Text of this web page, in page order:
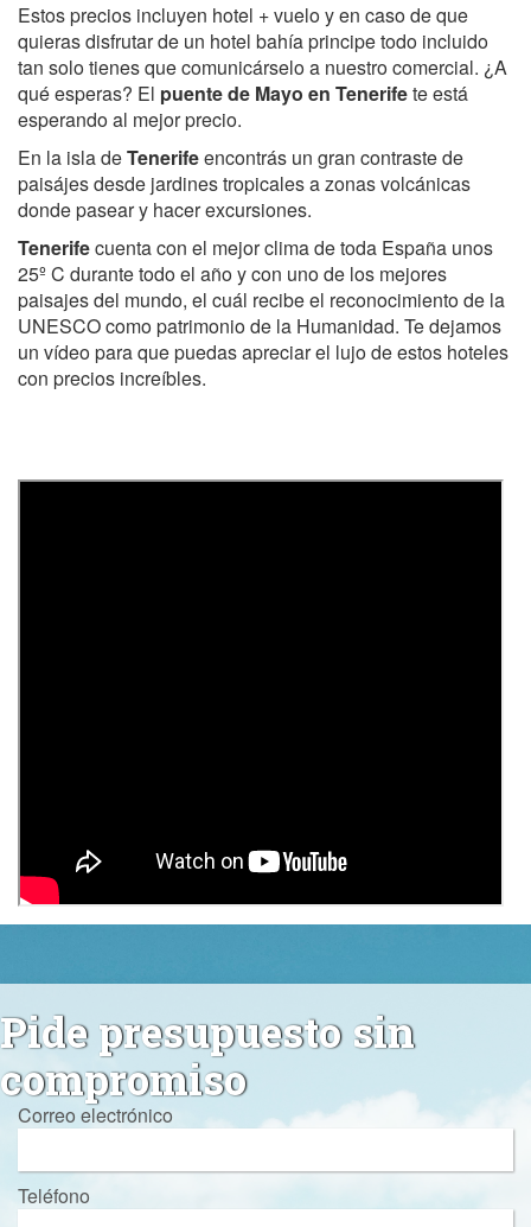
Estos precios incluyen hotel + vuelo y en caso de que
quieras disfrutar de un hotel bahía principe todo incluido
tan solo tienes que comunicárselo a nuestro comercial. ¿A
qué esperas? El puente de Mayo en Tenerifete está
esperando al mejor precio.
En la isla deTenerifeencontrás un gran contraste de
paisájes desde jardines tropicales a zonas volcánicas
donde pasear y hacer excursiones.
Tenerifecuenta con el mejor clima de toda España unos
25º C durante todo el año y con uno de los mejores
paisajes del mundo, el cuál recibe el reconocimiento de la
UNESCO como patrimonio de la Humanidad. Te dejamos
un vídeo para que puedas apreciar el lujo de estos hoteles
con precios increíbles.
Pide presupuesto sin
compromiso
Correo electrónico
Teléfono